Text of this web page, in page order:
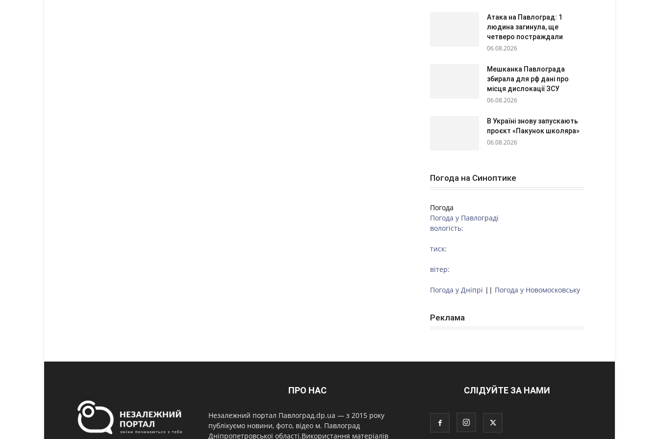
Атака на Павлоград: 1
людина загинула, ще
четверо постраждали
06.08.2026
Мешканка Павлограда
збирала для рф дані про
місця дислокації ЗСУ
06.08.2026
В Україні знову запускають
проєкт «Пакунок школяра»
06.08.2026
Погода на Синоптике
Погода
Погода у Павлограді
вологість:
тиск:
вітер:
Погода у Дніпрі || Погода у Новомосковську
Реклама
ПРО НАС
Незалежний портал Павлоград.dp.ua — з 2015 року
публікуємо новини, фото, відео м. Павлоград
Дніпропетровської області.Використання матеріалів
СЛІДУЙТЕ ЗА НАМИ